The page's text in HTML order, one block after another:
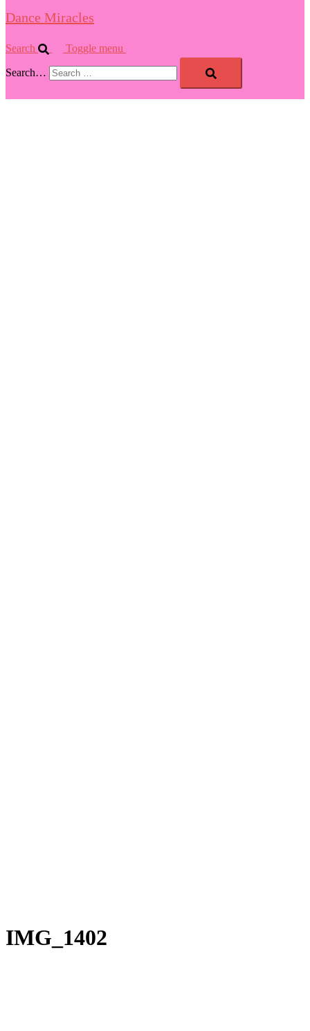
Dance Miracles
Search Toggle menu
Search…
IMG_1402